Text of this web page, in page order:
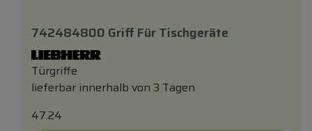
742484800 Griff Für Tischgeräte
Türgriffe
lieferbar innerhalb von 3 Tagen
47.24